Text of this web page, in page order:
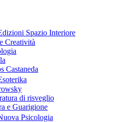
Spazio Interiore
Creatività
Castaneda
di risveglio
e Guarigione
Psicologia